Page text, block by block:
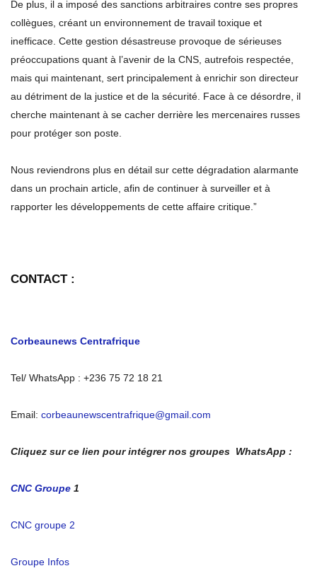
De plus, il a imposé des sanctions arbitraires contre ses propres
collègues, créant un environnement de travail toxique et
inefficace. Cette gestion désastreuse provoque de sérieuses
préoccupations quant à l’avenir de la CNS, autrefois respectée,
mais qui maintenant, sert principalement à enrichir son directeur
au détriment de la justice et de la sécurité. Face à ce désordre, il
cherche maintenant à se cacher derrière les mercenaires russes
pour protéger son poste.
Nous reviendrons plus en détail sur cette dégradation alarmante
dans un prochain article, afin de continuer à surveiller et à
rapporter les développements de cette affaire critique.”
CONTACT :
Corbeaunews Centrafrique
Tel/ WhatsApp : +236 75 72 18 21
Email: corbeaunewscentrafrique@gmail.com
Cliquez sur ce lien pour intégrer nos groupes WhatsApp :
CNC Groupe 1
CNC groupe 2
Groupe Infos